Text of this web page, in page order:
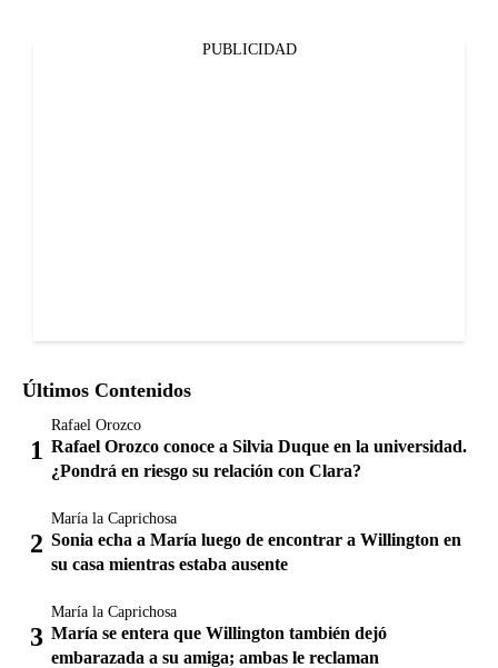
PUBLICIDAD
Últimos Contenidos
Rafael Orozco
Rafael Orozco conoce a Silvia Duque en la universidad.
¿Pondrá en riesgo su relación con Clara?
María la Caprichosa
Sonia echa a María luego de encontrar a Willington en
su casa mientras estaba ausente
María la Caprichosa
María se entera que Willington también dejó
embarazada a su amiga; ambas le reclaman